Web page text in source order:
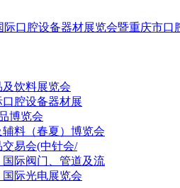
际口腔设备器材展览会暨重庆市口
及饮料展览会
腔设备器材展
博览会
料（春夏）博览会
易会(中针会/
际阀门、管道及流
际光电展览会